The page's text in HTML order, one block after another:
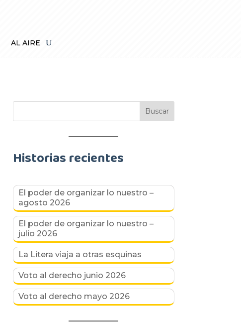
AL AIRE
Historias recientes
El poder de organizar lo nuestro –
agosto 2026
El poder de organizar lo nuestro –
julio 2026
La Litera viaja a otras esquinas
Voto al derecho junio 2026
Voto al derecho mayo 2026